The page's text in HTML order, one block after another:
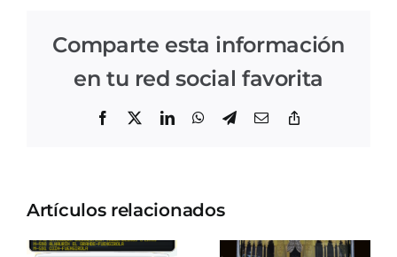
Comparte esta información
en tu red social favorita
Facebook LinkedInWhatsApp
Telegram
Correo
Artículos relacionados